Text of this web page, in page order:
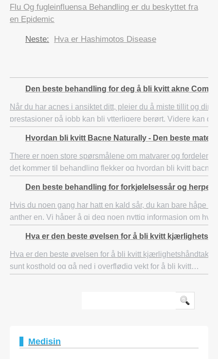
Flu Og fugleinfluensa Behandling er du beskyttet fra
en Epidemic
Neste: Hva er Hashimotos Disease
Den beste behandling for deg å bli kvitt akne
Når du har acnes i ansiktet ditt, pleier du å miste tillit og dine
prestasjoner på jobb kan bli ytterligere berørt. Videre kan du
Hvordan bli kvitt Bacne Naturally - Den beste
There er noen store spørsmålene om matvarer og fordelene
det kommer til behandling flekker og hvordan bli kvitt bacne
Den beste behandling for forkjølelsessår og herpes
Hvis du noen gang har hatt en kald sår, du kan bare håpe
anther en. Vi håper å gi deg noen nyttig informasjon om hva
Hva er den beste øvelsen for å bli kvitt
Hva er den beste øvelsen for å bli kvitt kjærlighetshåndtak? Spis et
sunt kosthold og gå ned i overflødig vekt for å bli kvitt
Medisin